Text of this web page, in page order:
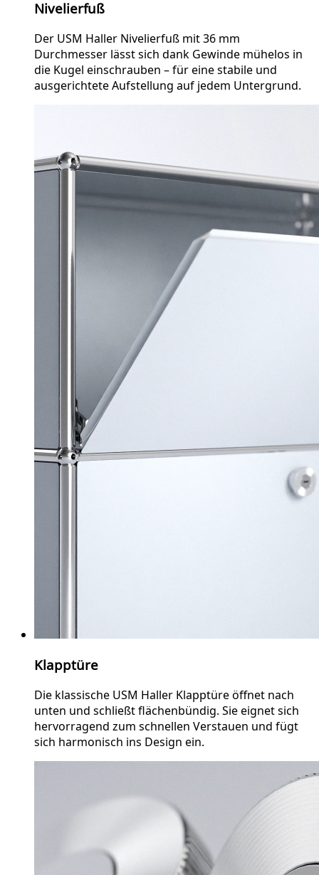
Nivelierfuß
Der USM Haller Nivelierfuß mit 36 mm
Durchmesser lässt sich dank Gewinde mühelos in
die Kugel einschrauben – für eine stabile und
ausgerichtete Aufstellung auf jedem Untergrund.
Klapptüre
Die klassische USM Haller Klapptüre öffnet nach
unten und schließt flächenbündig. Sie eignet sich
hervorragend zum schnellen Verstauen und fügt
sich harmonisch ins Design ein.